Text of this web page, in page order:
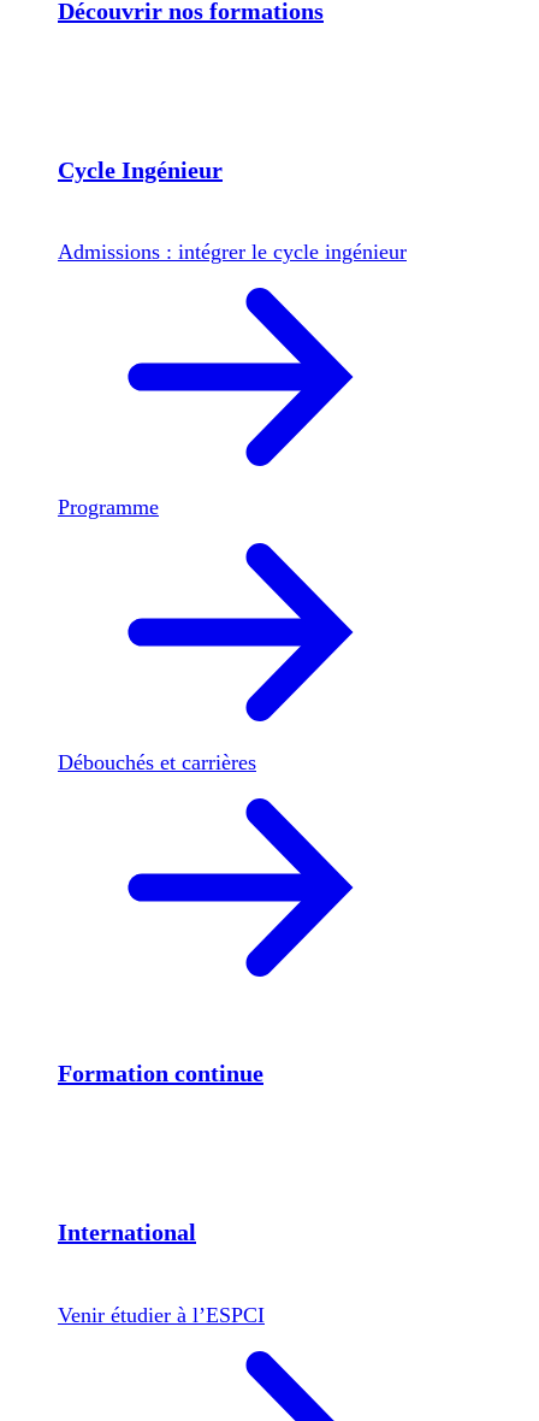
Découvrir nos formations
Cycle Ingénieur
Admissions : intégrer le cycle ingénieur
Programme
Débouchés et carrières
Formation continue
International
Venir étudier à l’ESPCI